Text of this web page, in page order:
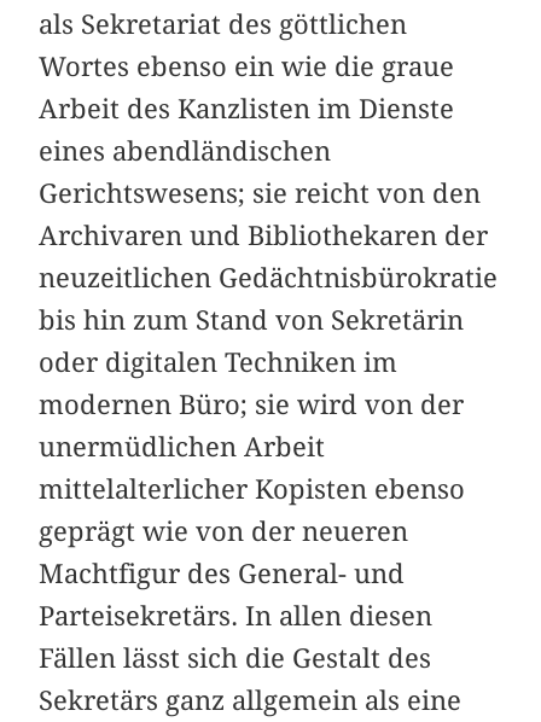
als Sekretariat des göttlichen
Wortes ebenso ein wie die graue
Arbeit des Kanzlisten im Dienste
eines abendländischen
Gerichtswesens; sie reicht von den
Archivaren und Bibliothekaren der
neuzeitlichen Gedächtnisbürokratie
bis hin zum Stand von Sekretärin
oder digitalen Techniken im
modernen Büro; sie wird von der
unermüdlichen Arbeit
mittelalterlicher Kopisten ebenso
geprägt wie von der neueren
Machtfigur des General- und
Parteisekretärs. In allen diesen
Fällen lässt sich die Gestalt des
Sekretärs ganz allgemein als eine